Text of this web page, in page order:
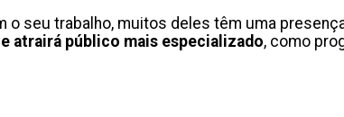
seu trabalho, muitos deles têm uma
atrairá público mais especializado, como